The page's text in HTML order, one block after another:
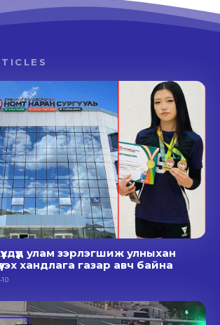
улам зэрлэгшиж улныхан
хандлага газар авч байна